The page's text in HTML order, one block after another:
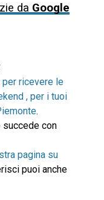
da Google
ricevere le
, per i tuoi
.
succede con
pagina su
puoi anche